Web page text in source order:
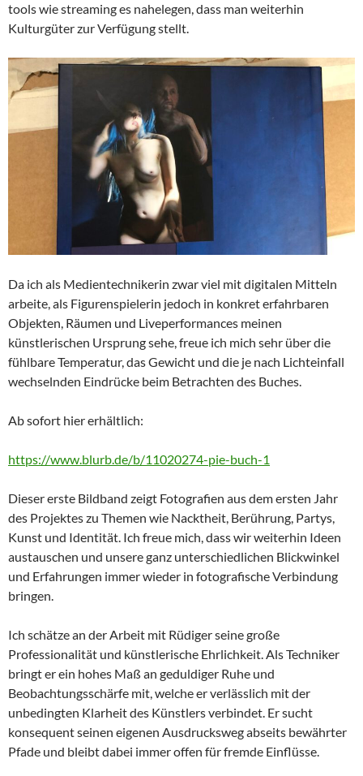
tools wie streaming es nahelegen, dass man weiterhin
Kulturgüter zur Verfügung stellt.
Da ich als Medientechnikerin zwar viel mit digitalen Mitteln
arbeite, als Figurenspielerin jedoch in konkret erfahrbaren
Objekten, Räumen und Liveperformances meinen
künstlerischen Ursprung sehe, freue ich mich sehr über die
fühlbare Temperatur, das Gewicht und die je nach Lichteinfall
wechselnden Eindrücke beim Betrachten des Buches.
Ab sofort hier erhältlich:
https://www.blurb.de/b/11020274-pie-buch-1
Dieser erste Bildband zeigt Fotografien aus dem ersten Jahr
des Projektes zu Themen wie Nacktheit, Berührung, Partys,
Kunst und Identität. Ich freue mich, dass wir weiterhin Ideen
austauschen und unsere ganz unterschiedlichen Blickwinkel
und Erfahrungen immer wieder in fotografische Verbindung
bringen.
Ich schätze an der Arbeit mit Rüdiger seine große
Professionalität und künstlerische Ehrlichkeit. Als Techniker
bringt er ein hohes Maß an geduldiger Ruhe und
Beobachtungsschärfe mit, welche er verlässlich mit der
unbedingten Klarheit des Künstlers verbindet. Er sucht
konsequent seinen eigenen Ausdrucksweg abseits bewährter
Pfade und bleibt dabei immer offen für fremde Einflüsse.